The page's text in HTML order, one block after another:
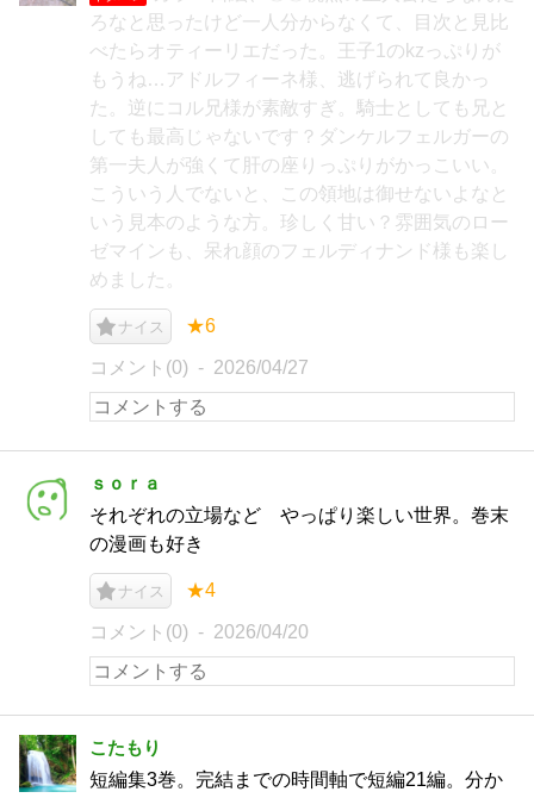
ろなと思ったけど一人分からなくて、目次と見比
べたらオティーリエだった。王子1のkzっぷりが
もうね…アドルフィーネ様、逃げられて良かっ
た。逆にコル兄様が素敵すぎ。騎士としても兄と
しても最高じゃないです？ダンケルフェルガーの
第一夫人が強くて肝の座りっぷりがかっこいい。
こういう人でないと、この領地は御せないよなと
いう見本のような方。珍しく甘い？雰囲気のロー
ゼマインも、呆れ顔のフェルディナンド様も楽し
めました。
ナイス ★6
コメント(0) 2026/04/27
ｓｏｒａ
それぞれの立場など やっぱり楽しい世界。巻末
の漫画も好き
ナイス ★4
コメント(0) 2026/04/20
こたもり
短編集3巻。完結までの時間軸で短編21編。分か